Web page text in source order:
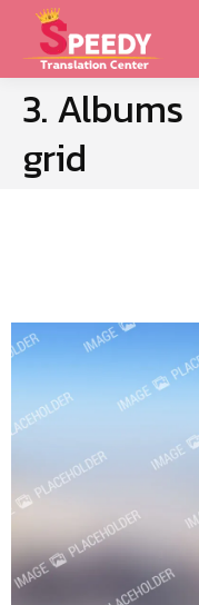
3. Albums
grid